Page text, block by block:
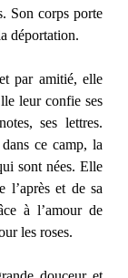
Son corps porte
déportation.
par amitié, elle
leur confie ses
ses lettres.
ce camp, la
sont nées. Elle
l’après et de sa
à l’amour de
les roses.